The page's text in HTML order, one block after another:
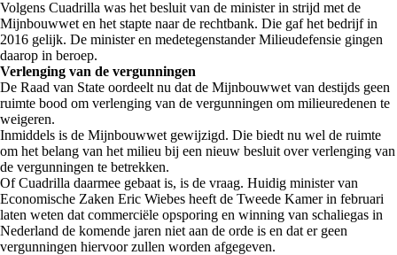
Volgens Cuadrilla was het besluit van de minister in strijd met de
Mijnbouwwet en het stapte naar de rechtbank. Die gaf het bedrijf in
2016 gelijk. De minister en medetegenstander Milieudefensie gingen
daarop in beroep.
Verlenging van de vergunningen
De Raad van State oordeelt nu dat de Mijnbouwwet van destijds geen
ruimte bood om verlenging van de vergunningen om milieuredenen te
weigeren.
Inmiddels is de Mijnbouwwet gewijzigd. Die biedt nu wel de ruimte
om het belang van het milieu bij een nieuw besluit over verlenging van
de vergunningen te betrekken.
Of Cuadrilla daarmee gebaat is, is de vraag. Huidig minister van
Economische Zaken Eric Wiebes heeft de Tweede Kamer in februari
laten weten dat commerciële opsporing en winning van schaliegas in
Nederland de komende jaren niet aan de orde is en dat er geen
vergunningen hiervoor zullen worden afgegeven.